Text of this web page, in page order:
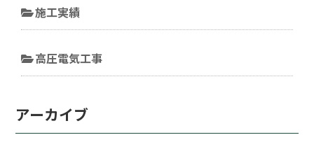
施工実績
高圧電気工事
アーカイブ